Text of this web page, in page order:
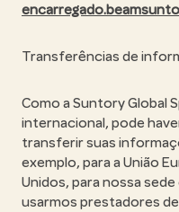
Transferências de
Como a Suntory Global
internacional, pode
transferir suas
exemplo, para a União
Unidos, para nossa
usarmos prestadores